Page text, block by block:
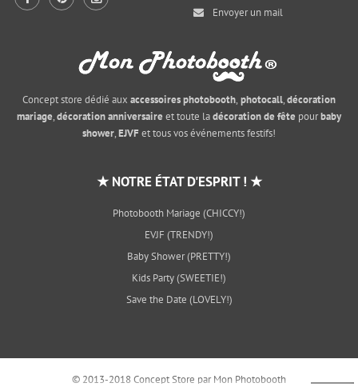
Envoyer un mail
Concept store dédié aux accessoires photobooth, photocall,décoration
mariage,décoration anniversaire et toute ladécoration de fête pourbaby
shower,EJVFet tous vos événements festifs!
★ NOTRE ÉTAT D'ESPRIT ! ★
Photobooth Mariage (CHICCY!)
EVJF (TRENDY!)
Baby Shower (PRETTY!)
Kids Party (SWEETIE!)
Save the Date (LOVELY!)
© 2013-2018 Concept Store par Mon Photobooth